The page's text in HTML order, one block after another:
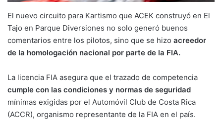
El nuevo circuito para Kartismo que ACEK construyó en El
Tajo en Parque Diversiones no solo generó buenos
comentarios entre los pilotos, sino que se hizo acreedor
de la homologación nacional por parte de la FIA.
La licencia FIA asegura que el trazado de competencia
cumple con las condiciones y normas de seguridad
mínimas exigidas por el Automóvil Club de Costa Rica
(ACCR), organismo representante de la FIA en el país.